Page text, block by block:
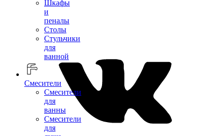
Шкафы
и
пеналы
Столы
Стульчики
для
ванной
Смесители
Смесители
для
ванны
Смесители
для